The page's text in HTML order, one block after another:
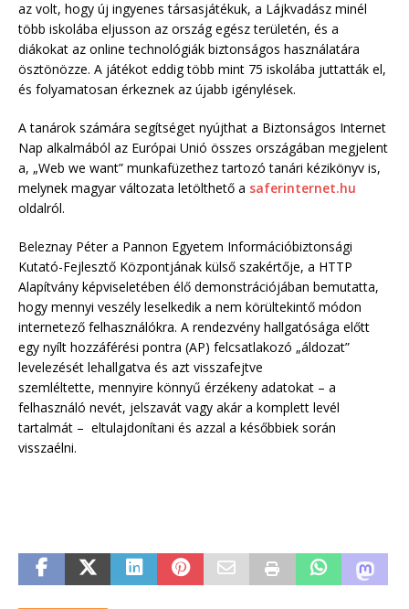
az volt, hogy új ingyenes társasjátékuk, a Lájkvadász minél
több iskolába eljusson az ország egész területén, és a
diákokat az online technológiák biztonságos használatára
ösztönözze. A játékot eddig több mint 75 iskolába juttatták el,
és folyamatosan érkeznek az újabb igénylések.
A tanárok számára segítséget nyújthat a Biztonságos Internet
Nap alkalmából az Európai Unió összes országában megjelent
a, „Web we want” munkafüzethez tartozó tanári kézikönyv is,
melynek magyar változata letölthető a saferinternet.hu
oldalról.
Beleznay Péter a Pannon Egyetem Információbiztonsági
Kutató-Fejlesztő Központjának külső szakértője, a HTTP
Alapítvány képviseletében élő demonstrációjában bemutatta,
hogy mennyi veszély leselkedik a nem körültekintő módon
internetező felhasználókra. A rendezvény hallgatósága előtt
egy nyílt hozzáférési pontra (AP) felcsatlakozó „áldozat”
levelezését lehallgatva és azt visszafejtve
szemléltette, mennyire könnyű érzékeny adatokat – a
felhasználó nevét, jelszavát vagy akár a komplett levél
tartalmát – eltulajdonítani és azzal a későbbiek során
visszaélni.